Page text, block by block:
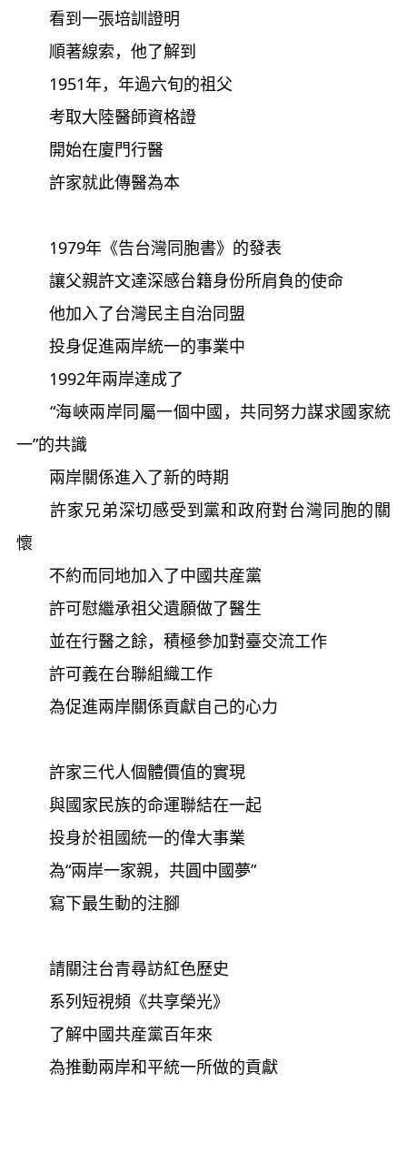
看到一張培訓證明
順著線索，他了解到
1951年，年過六旬的祖父
考取大陸醫師資格證
開始在廈門行醫
許家就此傳醫為本
1979年《告台灣同胞書》的發表
讓父親許文達深感台籍身份所肩負的使命
他加入了台灣民主自治同盟
投身促進兩岸統一的事業中
1992年兩岸達成了
“海峽兩岸同屬一個中國，共同努力謀求國家統
一”的共識
兩岸關係進入了新的時期
許家兄弟深切感受到黨和政府對台灣同胞的關
懷
不約而同地加入了中國共産黨
許可慰繼承祖父遺願做了醫生
並在行醫之餘，積極參加對臺交流工作
許可義在台聯組織工作
為促進兩岸關係貢獻自己的心力
許家三代人個體價值的實現
與國家民族的命運聯結在一起
投身於祖國統一的偉大事業
為“兩岸一家親，共圓中國夢”
寫下最生動的注腳
請關注台青尋訪紅色歷史
系列短視頻《共享榮光》
了解中國共産黨百年來
為推動兩岸和平統一所做的貢獻